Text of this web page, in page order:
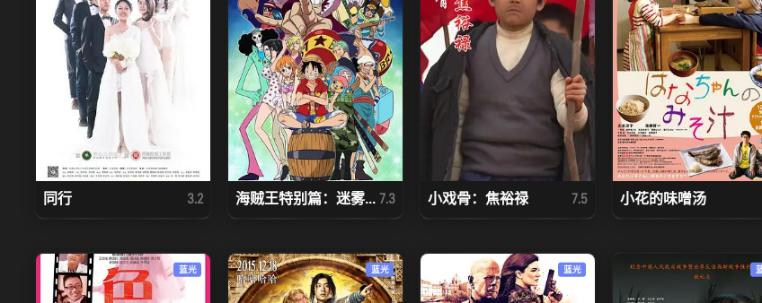
同行 3.2 海贼王特别篇：迷雾... 7.3 小戏骨：焦裕禄 7.5 小花的味噌汤
蓝光 蓝光 蓝光